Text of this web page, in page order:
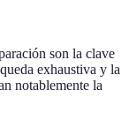
son la clave
exhaustiva y la
notablemente la